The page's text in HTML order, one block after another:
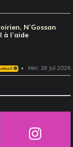
N’Gossan
à l’aide
⚽️ Mar, 28 Jul 2026